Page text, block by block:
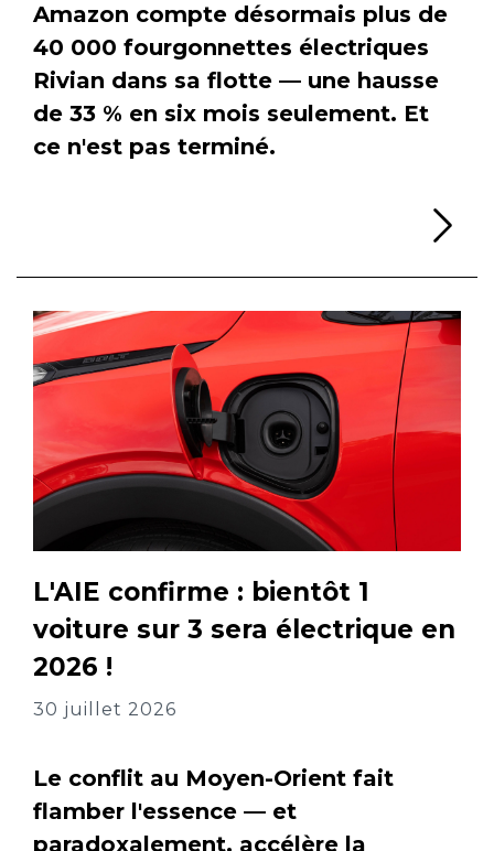
Amazon compte désormais plus de
40 000 fourgonnettes électriques
Rivian dans sa flotte — une hausse
de 33 % en six mois seulement. Et
ce n'est pas terminé.
L'AIE confirme : bientôt 1
voiture sur 3 sera électrique en
2026 !
30 juillet 2026
Le conflit au Moyen-Orient fait
flamber l'essence — et
paradoxalement, accélère la